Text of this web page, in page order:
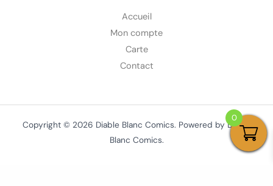
Accueil
Mon compte
Carte
Contact
Copyright © 2026 Diable Blanc Comics. Powered by Diable
Blanc Comics.
0